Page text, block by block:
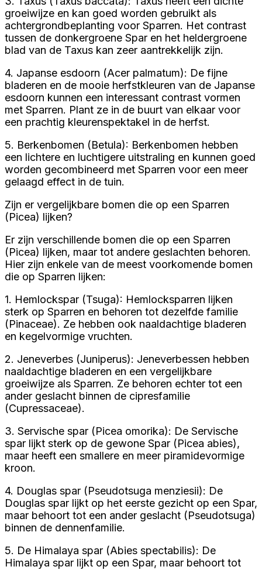
groeiwijze en kan goed worden gebruikt als
achtergrondbeplanting voor Sparren. Het contrast
tussen de donkergroene Spar en het heldergroene
blad van de Taxus kan zeer aantrekkelijk zijn.
4. Japanse esdoorn (Acer palmatum): De fijne
bladeren en de mooie herfstkleuren van de Japanse
esdoorn kunnen een interessant contrast vormen
met Sparren. Plant ze in de buurt van elkaar voor
een prachtig kleurenspektakel in de herfst.
5. Berkenbomen (Betula): Berkenbomen hebben
een lichtere en luchtigere uitstraling en kunnen goed
worden gecombineerd met Sparren voor een meer
gelaagd effect in de tuin.
Zijn er vergelijkbare bomen die op een Sparren
(Picea) lijken?
Er zijn verschillende bomen die op een Sparren
(Picea) lijken, maar tot andere geslachten behoren.
Hier zijn enkele van de meest voorkomende bomen
die op Sparren lijken:
1. Hemlockspar (Tsuga): Hemlocksparren lijken
sterk op Sparren en behoren tot dezelfde familie
(Pinaceae). Ze hebben ook naaldachtige bladeren
en kegelvormige vruchten.
2. Jeneverbes (Juniperus): Jeneverbessen hebben
naaldachtige bladeren en een vergelijkbare
groeiwijze als Sparren. Ze behoren echter tot een
ander geslacht binnen de cipresfamilie
(Cupressaceae).
3. Servische spar (Picea omorika): De Servische
spar lijkt sterk op de gewone Spar (Picea abies),
maar heeft een smallere en meer piramidevormige
kroon.
4. Douglas spar (Pseudotsuga menziesii): De
Douglas spar lijkt op het eerste gezicht op een Spar,
maar behoort tot een ander geslacht (Pseudotsuga)
binnen de dennenfamilie.
5. De Himalaya spar (Abies spectabilis): De
Himalaya spar lijkt op een Spar, maar behoort tot